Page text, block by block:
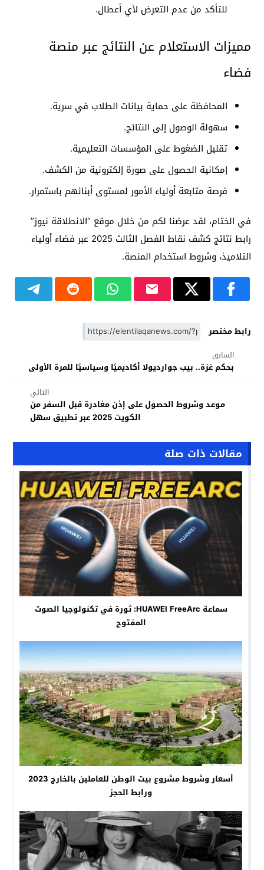
للتأكد من عدم التعرض لأي أعطال.
مميزات الاستعلام عن النتائج عبر منصة
فضاء
المحافظة على حماية بيانات الطلاب في سرية.
سهولة الوصول إلى النتائج.
تقليل الضغوط على المؤسسات التعليمية.
إمكانية الحصول على صورة إلكترونية من الكشف.
فرصة متابعة أولياء الأمور لمستوى أبنائهم باستمرار.
في الختام، لقد عرضنا لكم من خلال موقع “الانطلاقة نيوز”
رابط نتائج كشف نقاط الفصل الثالث 2025 عبر فضاء أولياء
التلاميذ، وشروط استخدام المنصة.
رابط مختصر
السابق
بحكم غزة.. بيب جوارديولا أكاديميًا وسياسيًا للمرة الأولى
التالي
موعد وشروط الحصول على إذن مغادرة قبل السفر من
الكويت 2025 عبر تطبيق سهل
مقالات ذات صلة
سماعة HUAWEI FreeArc: ثورة في تكنولوجيا الصوت
المفتوح
أسعار وشروط مشروع بيت الوطن للعاملين بالخارج 2023
ورابط الحجز